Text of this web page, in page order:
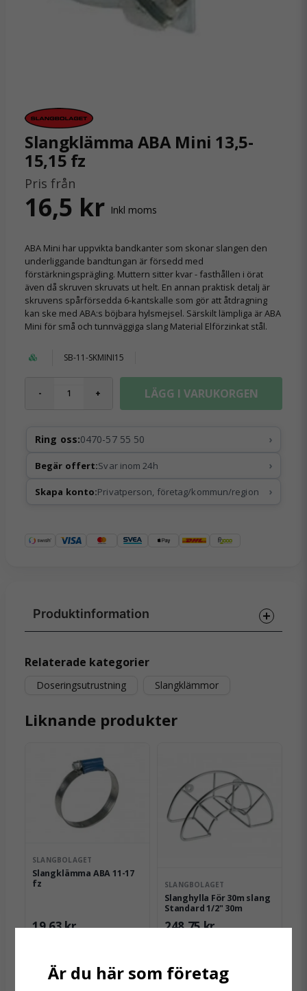
Slangklämma ABA Mini 13,5-
15,15 fz
Pris från
16,5 kr Inkl moms
ABA Mini har uppvikta bandkanter som skonar slangen den
underliggande bandtungan är försedd med
förstärkningsprägling. Muttern sitter kvar - fasthållen i örat
även då skruven skruvats ut helt. En annan praktisk detalj är
skruvens spårförsedda 6-kantskalle som gör att åtdragning
kan ske med ABA:s böjbara hylsmejsel. Särskilt lämpliga är ABA
Mini för små och tunnväggiga slang Material Elförzinkat stål.
SB-11-SKMINI15
- + LÄGG I VARUKORGEN
Ring oss:0470-57 55 50 ›
Begär offert:Svar inom 24h ›
Skapa konto:Privatperson, företag/kommun/region ›
Fråga oss något om denna produkten...
name
Namn
Mejladress
Skicka fråga
Relaterade kategorier
Doseringsutrustning Slangklämmor
Liknande produkter
SLANGBOLAGET
Slangklämma ABA 11-17
fz
19,63 kr
SLANGBOLAGET
Slanghylla För 30m slang
Standard 1/2" 30m
248,75 kr